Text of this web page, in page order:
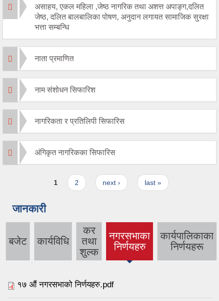
असाहय, एकल महिला ,जेष्ठ नागरिक तथा अशत्त अपाङ्ग,दलित
जेष्ठ, दलित बालबालिका पोषण, अनुदान लगायत सामाजिक सुरक्षा
भत्ता सम्बन्धि
नाता प्रमाणित
नाम संशोधन सिफारिश
नागरिकता र प्रतिलिपी सिफारिस
अंगिकृत नागरिकका सिफारिस
1 2 next › last »
जानकारी
बजेट कार्यविधि
कर
तथा
शुल्क
नगरसभाका
निर्णयहरु
(active
कार्यपालिकाका
निर्णयहरू
१७ औं नगरसभाको निर्णयहरु.pdf